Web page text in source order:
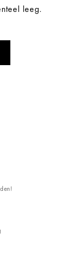
leeg.